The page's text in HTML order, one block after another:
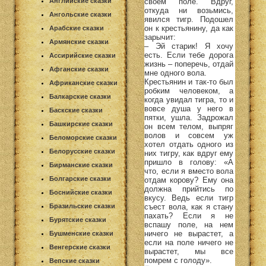
Ангольские сказки
Арабские сказки
Армянские сказки
Ассирийские сказки
Афганские сказки
Африканские сказки
Балкарские сказки
Баскские сказки
Башкирские сказки
Беломорские сказки
Белорусские сказки
Бирманские сказки
Болгарские сказки
Боснийские сказки
Бразильские сказки
Бурятские сказки
Бушменские сказки
Венгерские сказки
Вепские сказки
откуда ни возьмись,
явился тигр. Подошел
он к крестьянину, да как
зарычит:
– Эй старик! Я хочу
есть. Если тебе дорога
жизнь – поперечь, отдай
мне одного вола.
Крестьянин и так-то был
робким человеком, а
когда увидал тигра, то и
вовсе душа у него в
пятки, ушла. Задрожал
он всем телом, выпряг
волов и совсем уж
хотел отдать одного из
них тигру, как вдруг ему
пришло в голову: «А
что, если я вместо вола
отдам корову? Ему она
должна прийтись по
вкусу. Ведь если тигр
съест вола, как я стану
пахать? Если я не
вспашу поле, на нем
ничего не вырастет, а
если на поле ничего не
вырастет, мы все
помрем с голоду».